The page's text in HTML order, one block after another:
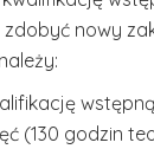
nowy
(130 godzin